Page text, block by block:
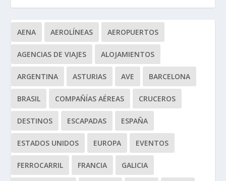
AENA AEROLÍNEAS AEROPUERTOS
AGENCIAS DE VIAJES ALOJAMIENTOS
ARGENTINA ASTURIAS AVE BARCELONA
BRASIL COMPAÑÍAS AÉREAS CRUCEROS
DESTINOS ESCAPADAS ESPAÑA
ESTADOS UNIDOS EUROPA EVENTOS
FERROCARRIL FRANCIA GALICIA